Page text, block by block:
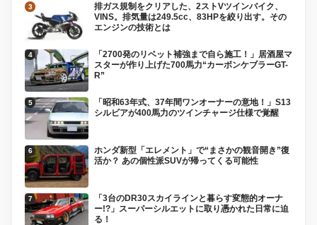
排ガス規制をクリアした、2ストVツインバイク、
VINS。排気量は249.5cc、83HPを絞り出す。その
エンジンの技術とは
「2700発のリベット補強まで自ら施工！」居酒屋マ
スターが作り上げた700馬力“カーボンケブラーGT-
R”
「昭和63年式、37年間ワンオーナーの意地！」S13
シルビアが400馬力のツインチャージ仕様で覚醒
ホンダ新型「エレメント」で“まさかの観音開き”復
活か？ あの個性派SUVが帰ってくる可能性
「3台のDR30スカイラインと暮らす変態的オーナ
ー!?」スーパーシルエットに取り憑かれた日常に迫
る！